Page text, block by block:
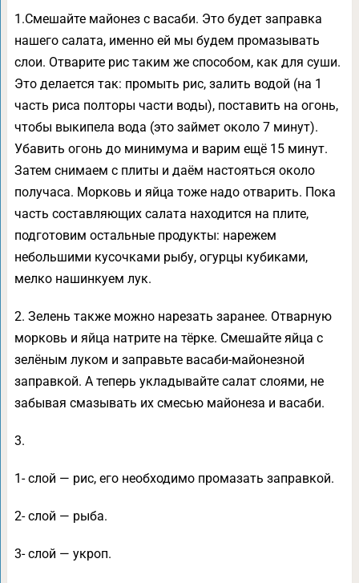
1.Смешайте майонез с васаби. Это будет заправка
нашего салата, именно ей мы будем промазывать
слои. Отварите рис таким же способом, как для суши.
Это делается так: промыть рис, залить водой (на 1
часть риса полторы части воды), поставить на огонь,
чтобы выкипела вода (это займет около 7 минут).
Убавить огонь до минимума и варим ещё 15 минут.
Затем снимаем с плиты и даём настояться около
получаса. Морковь и яйца тоже надо отварить. Пока
часть составляющих салата находится на плите,
подготовим остальные продукты: нарежем
небольшими кусочками рыбу, огурцы кубиками,
мелко нашинкуем лук.
2. Зелень также можно нарезать заранее. Отварную
морковь и яйца натрите на тёрке. Смешайте яйца с
зелёным луком и заправьте васаби-майонезной
заправкой. А теперь укладывайте салат слоями, не
забывая смазывать их смесью майонеза и васаби.
3.
1- слой — рис, его необходимо промазать заправкой.
2- слой — рыба.
3- слой — укроп.